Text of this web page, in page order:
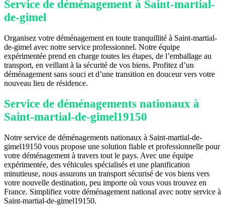
Service de déménagement à Saint-martial-
de-gimel
Organisez votre déménagement en toute tranquillité à Saint-martial-
de-gimel avec notre service professionnel. Notre équipe
expérimentée prend en charge toutes les étapes, de l’emballage au
transport, en veillant à la sécurité de vos biens. Profitez d’un
déménagement sans souci et d’une transition en douceur vers votre
nouveau lieu de résidence.
Service de déménagements nationaux à
Saint-martial-de-gimel19150
Notre service de déménagements nationaux à Saint-martial-de-
gimel19150 vous propose une solution fiable et professionnelle pour
votre déménagement à travers tout le pays. Avec une équipe
expérimentée, des véhicules spécialisés et une planification
minutieuse, nous assurons un transport sécurisé de vos biens vers
votre nouvelle destination, peu importe où vous vous trouvez en
France. Simplifiez votre déménagement national avec notre service à
Saint-martial-de-gimel19150.